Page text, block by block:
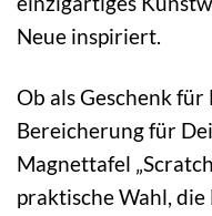
Neue inspiriert.
Ob als Geschenk
Bereicherung für
Magnettafel
praktische Wahl,